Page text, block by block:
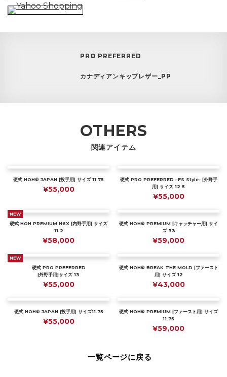
PRO PREFERRED
カナディアンキップレザー_PP
OTHERS
関連アイテム
硬式 HOH® JAPAN [投手用] サイズ 11.75
¥55,000
硬式 PRO PREFERRED –FS Style- [外野手
用] サイズ 12.5
¥55,000
NEW
硬式 HOH PREMIUM N6X [内野手用] サイズ
11.2
¥58,000
硬式 HOH® PREMIUM [キャッチャー用] サイ
ズ 33
¥59,000
NEW
硬式 PRO PREFERRED
[外野手用]サイズ 13
¥55,000
硬式 HOH® BREAK THE MOLD [ファースト
用] サイズ 12
¥43,000
硬式 HOH® JAPAN [投手用] サイズ11.75
¥55,000
硬式 HOH® PREMIUM [ファースト用] サイズ
11.75
¥59,000
一覧ページに戻る